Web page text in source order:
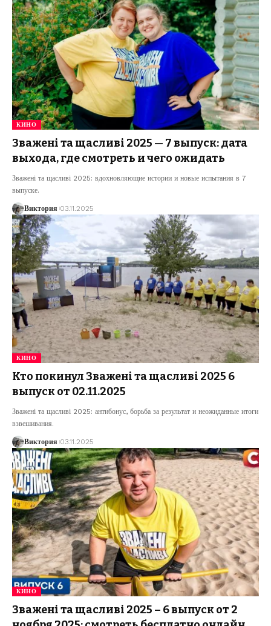
КИНО
Зважені та щасливі 2025 — 7 выпуск: дата
выхода, где смотреть и чего ожидать
Зважені та щасливі 2025: вдохновляющие истории и новые испытания в 7
выпуске.
Виктория 03.11.2025
КИНО
Кто покинул Зважені та щасливі 2025 6
выпуск от 02.11.2025
Зважені та щасливі 2025: антибонус, борьба за результат и неожиданные итоги
взвешивания.
Виктория 03.11.2025
КИНО
Зважені та щасливі 2025 – 6 выпуск от 2